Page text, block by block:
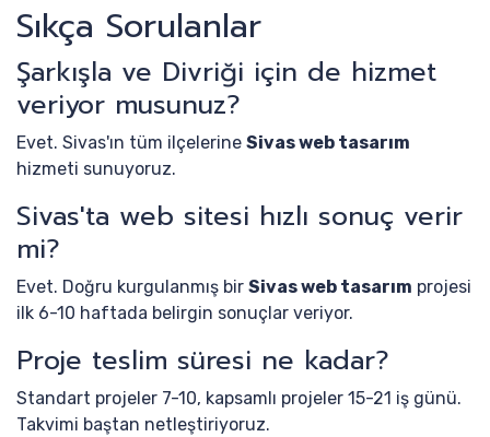
Sıkça Sorulanlar
Şarkışla ve Divriği için de hizmet
veriyor musunuz?
Evet. Sivas'ın tüm ilçelerine Sivas web tasarım
hizmeti sunuyoruz.
Sivas'ta web sitesi hızlı sonuç verir
mi?
Evet. Doğru kurgulanmış bir Sivas web tasarım projesi
ilk 6-10 haftada belirgin sonuçlar veriyor.
Proje teslim süresi ne kadar?
Standart projeler 7-10, kapsamlı projeler 15-21 iş günü.
Takvimi baştan netleştiriyoruz.